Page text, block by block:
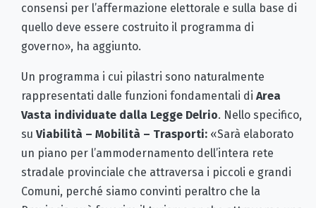
consensi per l’affermazione elettorale e sulla base di
quello deve essere costruito il programma di
governo», ha aggiunto.
Un programma i cui pilastri sono naturalmente
rappresentati dalle funzioni fondamentali di Area
Vasta individuate dalla Legge Delrio. Nello specifico,
su Viabilità – Mobilità – Trasporti: «Sarà elaborato
un piano per l’ammodernamento dell’intera rete
stradale provinciale che attraversa i piccoli e grandi
Comuni, perché siamo convinti peraltro che la